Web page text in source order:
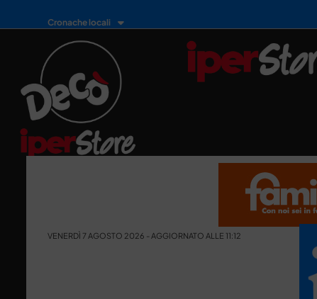
Cronache locali
VENERDÌ 7 AGOSTO 2026 - AGGIORNATO ALLE 11:12